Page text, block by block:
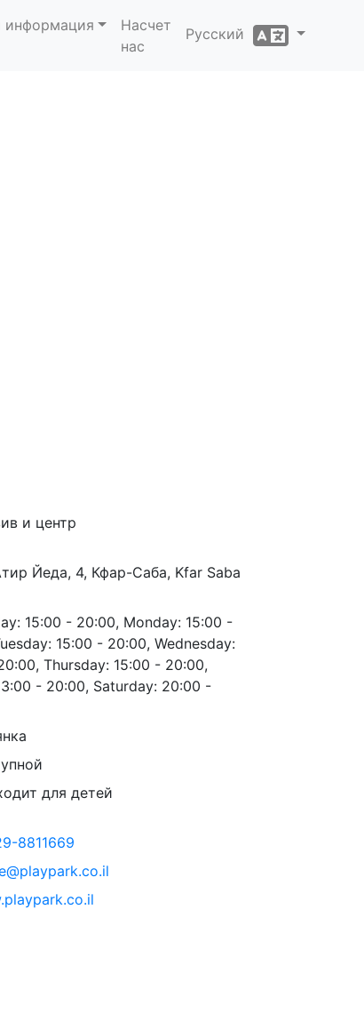
информация
Насчет
нас
Русский
и центр
Йеда, 4, Кфар-Саба, Kfar Saba
15:00 - 20:00, Monday: 15:00 -
15:00 - 20:00, Wednesday:
Thursday: 15:00 - 20:00,
- 20:00, Saturday: 20:00 -
для детей
8811669